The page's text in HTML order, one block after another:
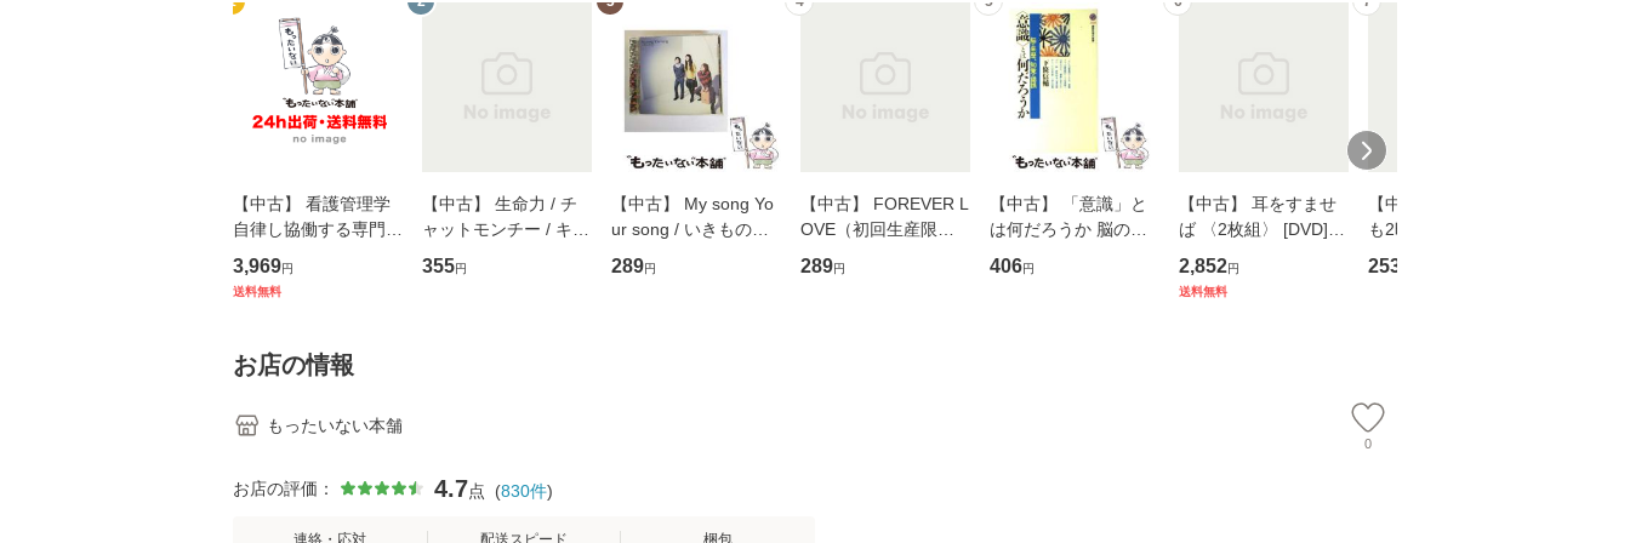
【中古】 看護管理学
自律し協働する専門職
の看護マネジメントス
キル 改訂第3版 (看護
堂 [単行
3,969円
送料無料
【中古】 生命力 / チ
ャットモンチー / キュ
ーンレコード [CD]
【メール便送料無料】
355円
【中古】 My song Yo
ur song / いきものが
かり / [CD]【メール便
送料無料】
289円
【中古】 FOREVER L
OVE（初回生産限定
盤） / 清水翔太×加藤
ミリヤ / [CD]【メール
289円
【中古】 「意識」と
は何だろうか 脳の来
歴、知覚の錯誤 （講
談社現代新書） / 下条
406円
【中古】 耳をすませ
ば 〈2枚組〉 [DVD] /
ブエナ・ビスタ・ホー
ム・エンターテイメン
2,852円
送料無料
【中古】 知識ゼロで
も2時間で決算書が読
めるようになる！ 会
253
お店の情報
もったいない本舗
0
お店の評価： 4.7点 (830件)